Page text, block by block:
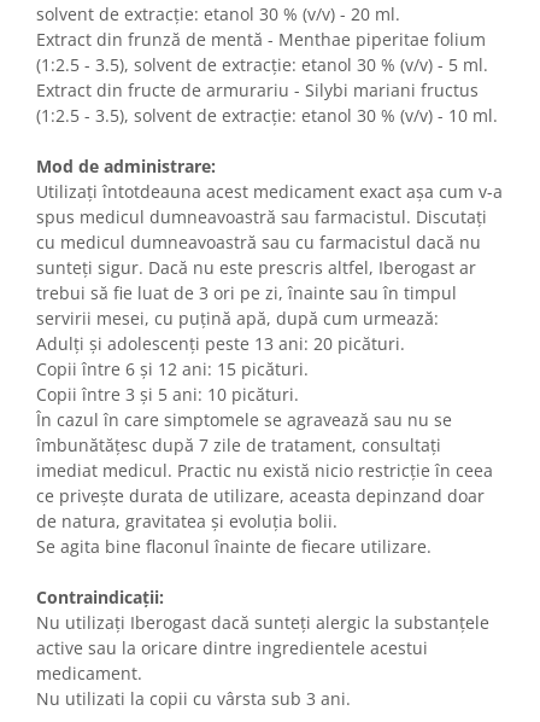
solvent de extracție: etanol 30 % (v/v) - 20 ml.
Extract din frunză de mentă - Menthae piperitae folium
(1:2.5 - 3.5), solvent de extracție: etanol 30 % (v/v) - 5 ml.
Extract din fructe de armurariu - Silybi mariani fructus
(1:2.5 - 3.5), solvent de extracție: etanol 30 % (v/v) - 10 ml.
Mod de administrare:
Utilizați întotdeauna acest medicament exact așa cum v-a
spus medicul dumneavoastră sau farmacistul. Discutați
cu medicul dumneavoastră sau cu farmacistul dacă nu
sunteți sigur. Dacă nu este prescris altfel, Iberogast ar
trebui să fie luat de 3 ori pe zi, înainte sau în timpul
servirii mesei, cu puţină apă, după cum urmează:
Adulți și adolescenți peste 13 ani: 20 picături.
Copii între 6 și 12 ani: 15 picături.
Copii între 3 și 5 ani: 10 picături.
În cazul în care simptomele se agravează sau nu se
îmbunătățesc după 7 zile de tratament, consultați
imediat medicul. Practic nu există nicio restricție în ceea
ce privește durata de utilizare, aceasta depinzand doar
de natura, gravitatea și evoluția bolii.
Se agita bine flaconul înainte de fiecare utilizare.
Contraindicații:
Nu utilizați Iberogast dacă sunteți alergic la substanţele
active sau la oricare dintre ingredientele acestui
medicament.
Nu utilizati la copii cu vârsta sub 3 ani.